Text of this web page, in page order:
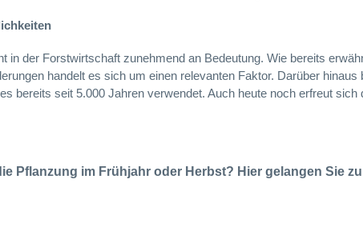
in der Forstwirtschaft zunehmend an Bedeutung. Wie bereits
handelt es sich um einen relevanten Faktor. Darüber
bereits seit 5.000 Jahren verwendet. Auch heute noch erfreut
Pflanzung im Frühjahr oder Herbst? Hier gelangen Sie